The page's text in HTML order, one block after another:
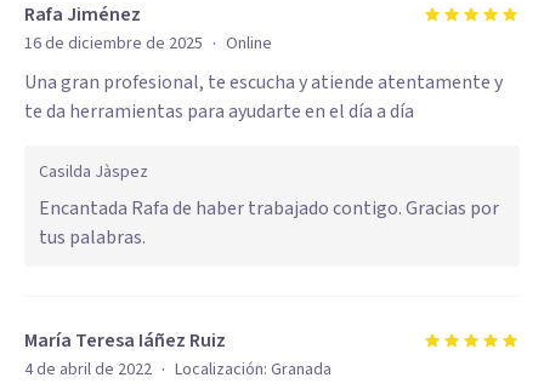
Rafa Jiménez
16 de diciembre de 2025 · Online
Una gran profesional, te escucha y atiende atentamente y
te da herramientas para ayudarte en el día a día
Casilda Jàspez
Encantada Rafa de haber trabajado contigo. Gracias por
tus palabras.
María Teresa Iáñez Ruiz
4 de abril de 2022 · Localización: Granada